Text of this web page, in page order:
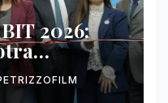
2026:
e business